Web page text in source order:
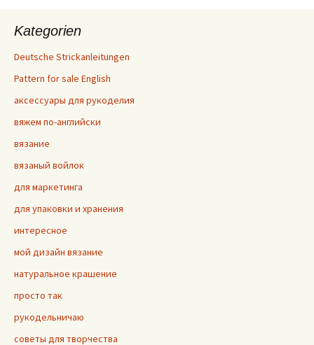
Kategorien
Deutsche Strickanleitungen
Pattern for sale English
аксессуары для рукоделия
вяжем по-английски
вязание
вязаный войлок
для маркетинга
для упаковки и хранения
интересное
мой дизайн вязание
натуральное крашение
просто так
рукодельничаю
советы для творчества